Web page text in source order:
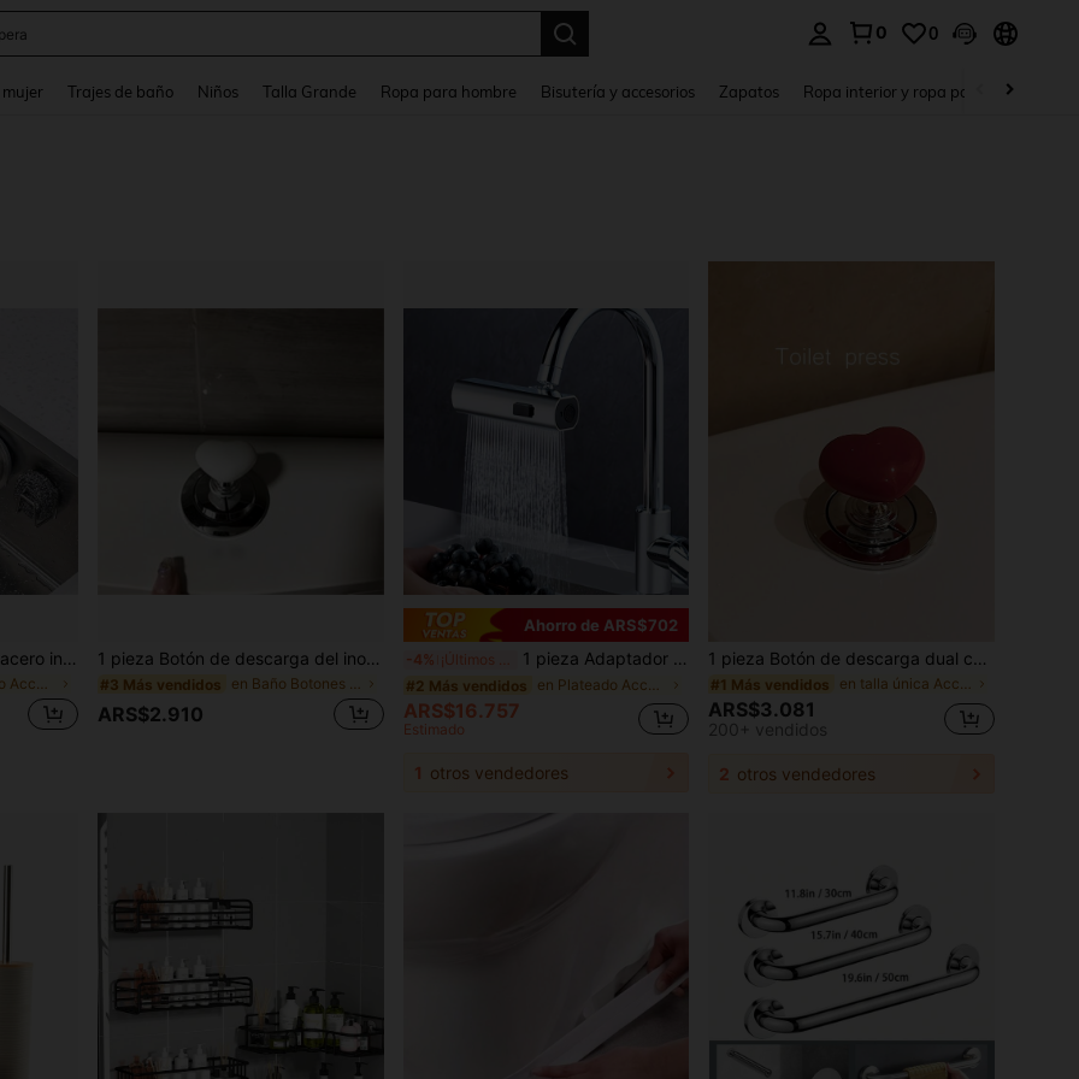
0 0
mujer Trajes de baño Niños Talla Grande Ropa para hombre Bisutería y accesorios Zapatos Ropa interior y ropa para dormir
Soporte para esponjas de acero inoxidable para fregadero de cocina, estante adhesivo para escurrir, ganchos de almacenamiento montados en la pared, organizador de almacenamiento de cocina, accesorios de cocina, artículos de cocina, accesorios de cocina, utensilios de cocina
en Plateado Accesorios de cocina
1 pieza Botón de descarga del inodoro con forma de corazón extendido para uñas largas - Autoadhesivo, sin necesidad de perforar, estilo decorativo artístico, accesorios de baño, herramientas de baño
#3 Más vendidos en Baño Botones pulsadores para inodoro
ARS$2.910
Ahorro de ARS$702
-4% ¡Últimos 3 días 1 pieza Adaptador multifunción para grifo, apto para grifo de lavabo de baño, repuesto de grifo de fregadero de cocina, artículo esencial para el hogar + 5 piezas Adaptadores para grifo
#2 Más vendidos en Plateado Accesorios de baño
ARS$16.757
Estimado
1 otros vendedores
1 pieza Botón de descarga dual con forma de corazón para el tanque del inodoro, accesorios y herramientas de baño
#1 Más vendidos en talla única Accesorios de baño
ARS$3.081
200+ vendidos
2 otros vendedores